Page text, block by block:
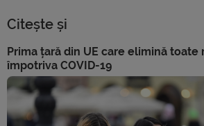
Citește și
Prima țară din UE care elimină
împotriva COVID-19